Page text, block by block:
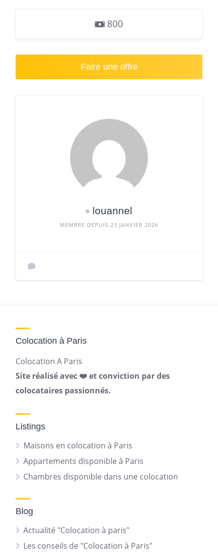
800
Faire une offre
louannel
MEMBRE DEPUIS 23 JANVIER 2026
Colocation à Paris
Colocation A Paris
Site réalisé avec ❤️ et conviction par des
colocataires passionnés.
Listings
Maisons en colocation à Paris
Appartements disponible à Paris
Chambres disponible dans une colocation
Blog
Actualité "Colocation à paris"
Les conseils de "Colocation à Paris"